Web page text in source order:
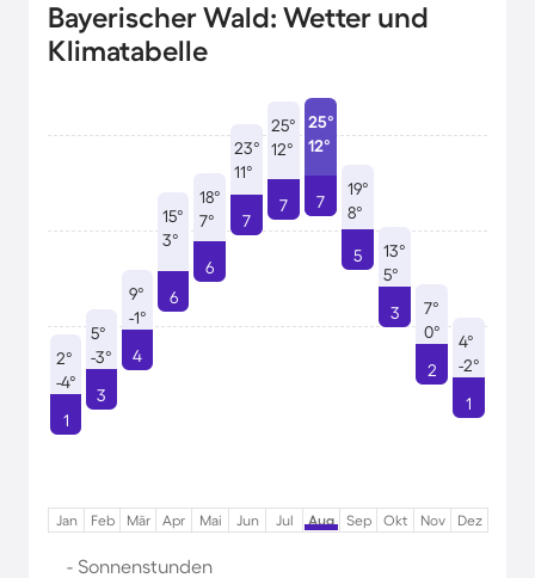
Bayerischer Wald: Wetter und
Klimatabelle
2°
-4°
1
5°
-3°
3
9°
-1°
4
15°
3°
6
18°
7°
6
23°
11°
7
25°
12°
7
25°
12°
7
19°
8°
5
13°
5°
3
7°
0°
2
4°
-2°
1
Jan Feb Mär Apr Mai Jun Jul Aug Sep Okt Nov Dez
- Sonnenstunden